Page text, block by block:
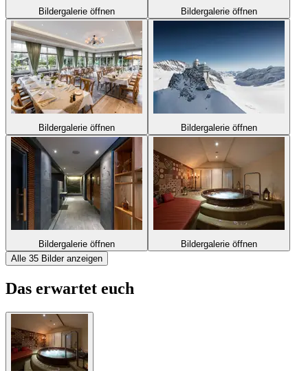
Bildergalerie öffnen Bildergalerie öffnen
Bildergalerie öffnen Bildergalerie öffnen
Bildergalerie öffnen
Bildergalerie öffnen
Alle 35 Bilder anzeigen
Das erwartet euch